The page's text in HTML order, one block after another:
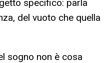
specifico: parla
del vuoto che quella
sogno non è cosa